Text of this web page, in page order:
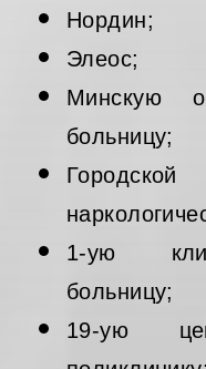
Нордин;
Элеос;
Минскую
больницу;
1-ую
больницу;
19-ую